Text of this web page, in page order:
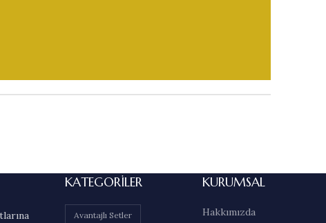
KATEGORILER
Avantajlı Setler
KURUMSAL
Hakkımızda